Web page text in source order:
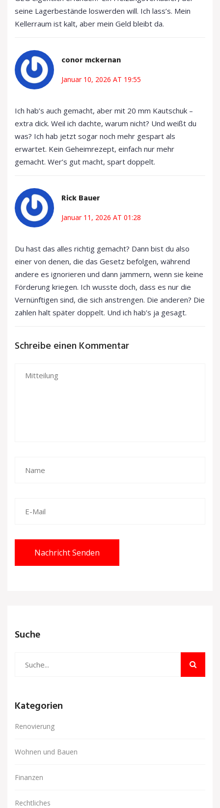
seine Lagerbestände loswerden will. Ich lass’s. Mein
Kellerraum ist kalt, aber mein Geld bleibt da.
conor mckernan
Januar 10, 2026 AT 19:55
Ich hab’s auch gemacht, aber mit 20 mm Kautschuk –
extra dick. Weil ich dachte, warum nicht? Und weißt du
was? Ich hab jetzt sogar noch mehr gespart als
erwartet. Kein Geheimrezept, einfach nur mehr
gemacht. Wer’s gut macht, spart doppelt.
Rick Bauer
Januar 11, 2026 AT 01:28
Du hast das alles richtig gemacht? Dann bist du also
einer von denen, die das Gesetz befolgen, während
andere es ignorieren und dann jammern, wenn sie keine
Förderung kriegen. Ich wusste doch, dass es nur die
Vernünftigen sind, die sich anstrengen. Die anderen? Die
zahlen halt später doppelt. Und ich hab’s ja gesagt.
Schreibe einen Kommentar
Nachricht Senden
Suche
Kategorien
Renovierung
Wohnen und Bauen
Finanzen
Rechtliches